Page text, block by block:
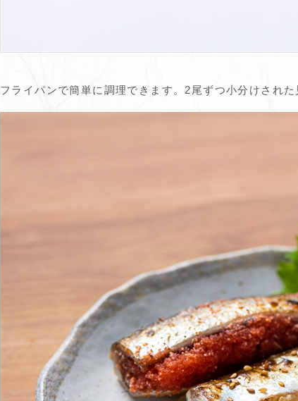
フライパンで簡単に調理できます。2尾ずつ小分けされ